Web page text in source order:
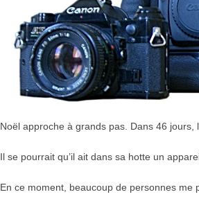
Noël approche à grands pas. Dans 46 jours,
Il se pourrait qu’il ait dans sa hotte un
En ce moment, beaucoup de personnes me